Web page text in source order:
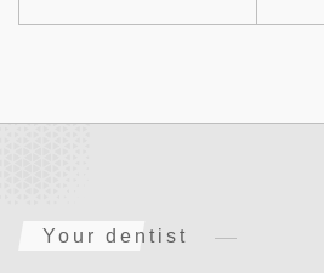
Your dentist